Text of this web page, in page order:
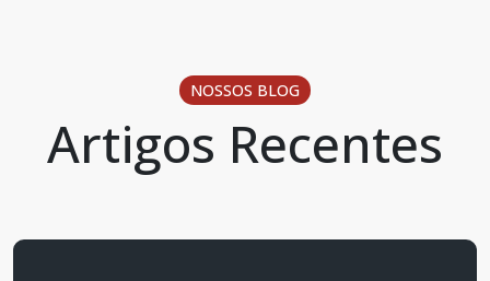
NOSSOS BLOG
Artigos Recentes